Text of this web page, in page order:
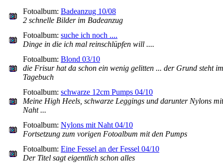
Fotoalbum: Badeanzug 10/08
2 schnelle Bilder im Badeanzug
Fotoalbum: suche ich noch ....
Dinge in die ich mal reinschlüpfen will ....
Fotoalbum: Blond 03/10
die Frisur hat da schon ein wenig gelitten ... der Grund steht im
Tagebuch
Fotoalbum: schwarze 12cm Pumps 04/10
Meine High Heels, schwarze Leggings und darunter Nylons mit
Naht ...
Fotoalbum: Nylons mit Naht 04/10
Fortsetzung zum vorigen Fotoalbum mit den Pumps
Fotoalbum: Eine Fessel an der Fessel 04/10
Der Titel sagt eigentlich schon alles